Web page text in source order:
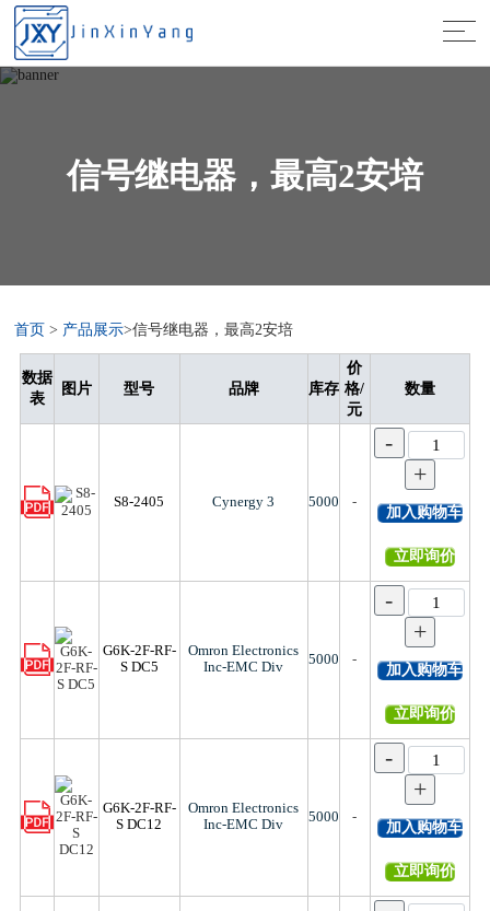
信号继电器，最高2安培
首页 > 产品展示>信号继电器，最高2安培
数据
表
图片 型号 品牌 库存
价
格/
元
数量
S8-2405 Cynergy 3 5000 -
-
+
加入购物车
立即询价
G6K-2F-RF-
S DC5
Omron Electronics
Inc-EMC Div
5000 -
-
+
加入购物车
立即询价
G6K-2F-RF-
S DC12
Omron Electronics
Inc-EMC Div
5000 -
-
+
加入购物车
立即询价